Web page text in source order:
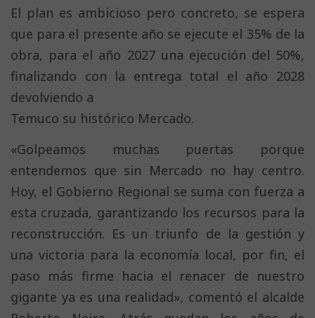
El plan es ambicioso pero concreto, se espera
que para el presente año se ejecute el 35% de la
obra, para el año 2027 una ejecución del 50%,
finalizando con la entrega total el año 2028
devolviendo a
Temuco su histórico Mercado.
«Golpeamos muchas puertas porque
entendemos que sin Mercado no hay centro.
Hoy, el Gobierno Regional se suma con fuerza a
esta cruzada, garantizando los recursos para la
reconstrucción. Es un triunfo de la gestión y
una victoria para la economía local, por fin, el
paso más firme hacia el renacer de nuestro
gigante ya es una realidad», comentó el alcalde